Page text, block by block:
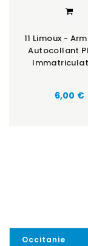
11 Limoux -
Autocollant
6,00 €
Occitanie